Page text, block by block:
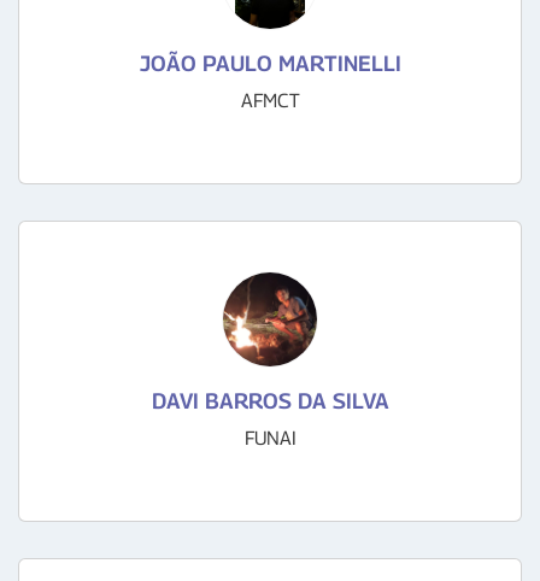
JOÃO PAULO MARTINELLI
AFMCT
DAVI BARROS DA SILVA
FUNAI